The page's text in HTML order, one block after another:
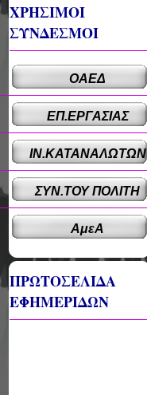
ΧΡΗΣΙΜΟΙ
ΣΥΝΔΕΣΜΟΙ
ΟΑΕΔ
ΕΠ.ΕΡΓΑΣΙΑΣ
ΙΝ.ΚΑΤΑΝΑΛΩΤΩΝ
ΣΥΝ.ΤΟΥ ΠΟΛΙΤΗ
ΑμεΑ
ΠΡΩΤΟΣΕΛΙΔΑ
ΕΦΗΜΕΡΙΔΩΝ